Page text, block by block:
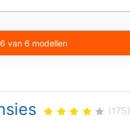
van 6 modellen
(175)